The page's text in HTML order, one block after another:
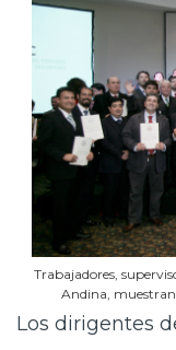
Trabajadores,
Andina, muestran
Los dirigentes